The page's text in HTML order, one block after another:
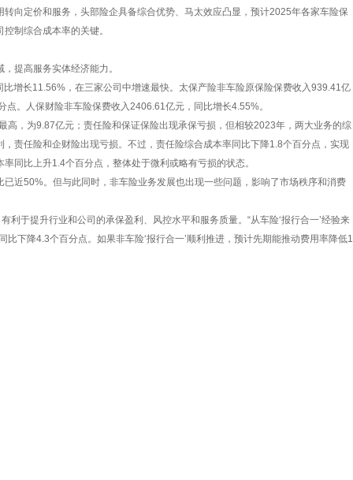
向定价和服务，头部险企具备综合优势、马太效应凸显，预计2025年各家车险保
制综合成本率的关键。
提高服务实体经济能力。
增长11.56%，在三家公司中增速最快。太保产险非车险原保险保费收入939.41亿
。人保财险非车险保费收入2406.61亿元，同比增长4.55%。
高，为9.87亿元；责任险和保证保险出现承保亏损，但相较2023年，两大业务的综
责任险和企财险出现亏损。不过，责任险综合成本率同比下降1.8个百分点，实现
同比上升1.4个百分点，整体处于微利或略有亏损的状态。
近50%。但与此同时，非车险业务发展也出现一些问题，影响了市场秩序和消费
利于提升行业和公司的承保盈利、风控水平和服务质量。“从车险‘报行合一’经验来
下降4.3个百分点。如果非车险‘报行合一’顺利推进，预计先期能推动费用率降低1